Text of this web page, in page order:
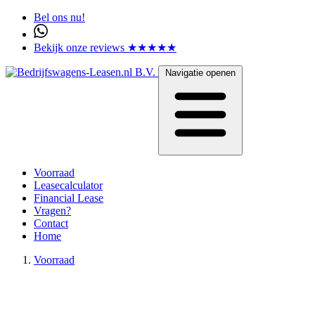
Bel ons nu!
Bekijk onze reviews ★★★★★
Navigatie openen
Voorraad
Leasecalculator
Financial Lease
Vragen?
Contact
Home
Voorraad